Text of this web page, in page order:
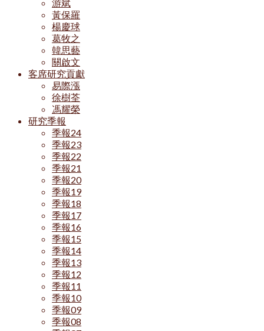
游斌
黃保羅
楊慶球
葛牧之
韓思藝
關啟文
客席研究貢獻
易際漲
徐樹荃
馮耀榮
研究季報
季報24
季報23
季報22
季報21
季報20
季報19
季報18
季報17
季報16
季報15
季報14
季報13
季報12
季報11
季報10
季報09
季報08